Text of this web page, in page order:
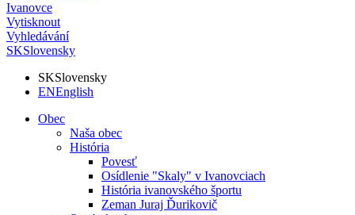
Ivanovce
Vytisknout
Vyhledávání
SKSlovensky
SKSlovensky
ENEnglish
Obec
Naša obec
História
Povesť
Osídlenie "Skaly" v Ivanovciach
História ivanovského športu
Zeman Juraj Ďurikovič